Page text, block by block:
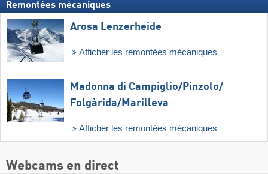
Remontées mécaniques
Arosa Lenzerheide
Afficher les remontées mécaniques
Madonna di Campiglio/​Pinzolo/​
Folgàrida/​Marilleva
Afficher les remontées mécaniques
Webcams en direct